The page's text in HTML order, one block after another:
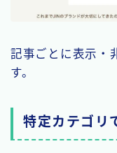
記事ごとに表示・
す。
特定カテゴリ